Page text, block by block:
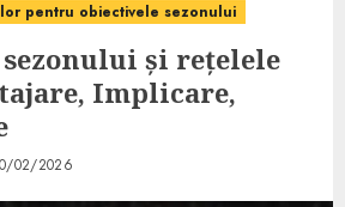
pentru obiectivele sezonului
și rețelele
Implicare,
02/2026